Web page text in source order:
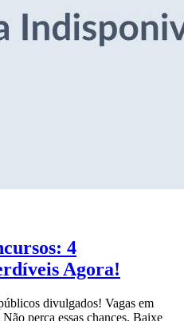
4
Agora!
divulgados! Vagas em
perca essas chances. Baixe